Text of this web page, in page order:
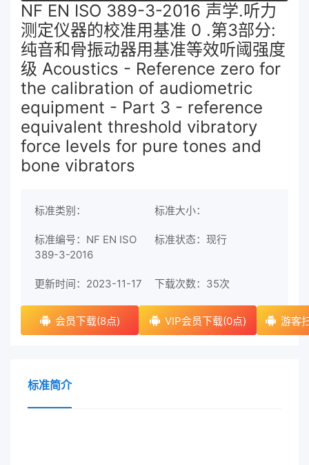
NF EN ISO 389-3-2016 声学.听力
测定仪器的校准用基准 0 .第3部分:
纯音和骨振动器用基准等效听阈强度
级 Acoustics - Reference zero for
the calibration of audiometric
equipment - Part 3 - reference
equivalent threshold vibratory
force levels for pure tones and
bone vibrators
标准类别： 标准大小：
标准编号：NF EN ISO
389-3-2016
标准状态：现行
更新时间：2023-11-17 下载次数： 35次
会员下载(8点) VIP会员下载(0点) 游客
标准简介